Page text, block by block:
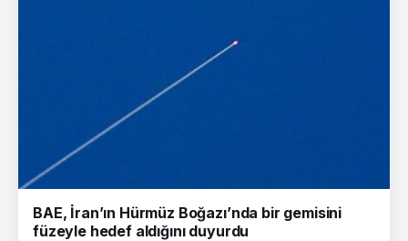
BAE, İran’ın Hürmüz Boğazı’nda bir gemisini
füzeyle hedef aldığını duyurdu